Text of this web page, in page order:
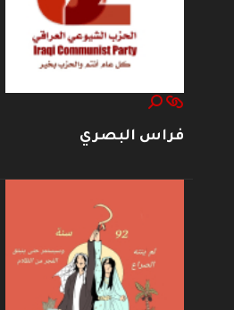
فراس البصري